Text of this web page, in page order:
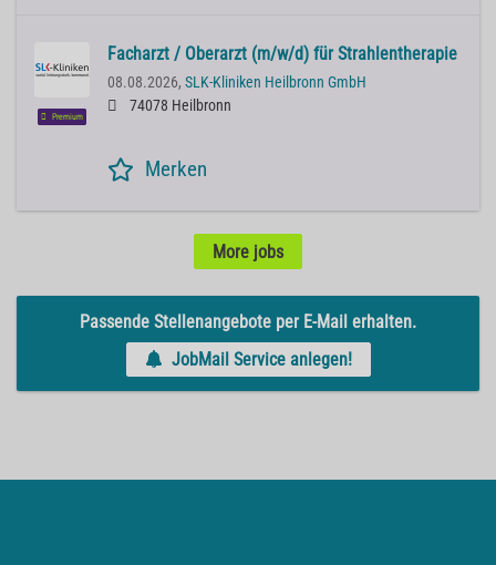
Premium
Facharzt / Oberarzt (m/w/d) für Strahlentherapie
08.08.2026, SLK-Kliniken Heilbronn GmbH
74078 Heilbronn
Merken
More jobs
Passende Stellenangebote per E-Mail erhalten.
JobMail Service anlegen!